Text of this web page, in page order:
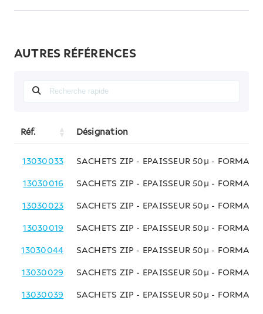
AUTRES RÉFÉRENCES
Réf. Désignation
13030033 SACHETS ZIP - EPAISSEUR 50µ - FORMAT
13030016 SACHETS ZIP - EPAISSEUR 50µ - FORMAT
13030023 SACHETS ZIP - EPAISSEUR 50µ - FORMAT
13030019 SACHETS ZIP - EPAISSEUR 50µ - FORMAT
13030044 SACHETS ZIP - EPAISSEUR 50µ - FORMAT
13030029 SACHETS ZIP - EPAISSEUR 50µ - FORMAT
13030039 SACHETS ZIP - EPAISSEUR 50µ - FORMAT